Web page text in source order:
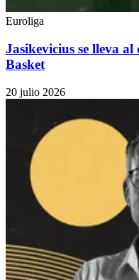
Euroliga
Jasikevicius se lleva
Basket
20 julio 2026